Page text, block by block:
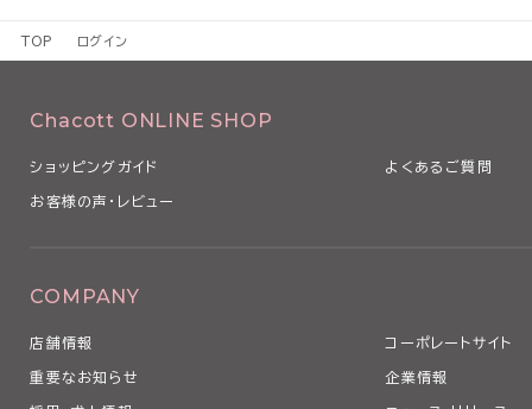
TOP ログイン
Chacott ONLINE SHOP
ショッピングガイド よくあるご質問
お客様の声・レビュー
COMPANY
店舗情報 コーポレートサイト
重要なお知らせ 企業情報